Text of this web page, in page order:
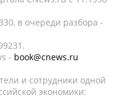
в очереди разбора -
- book@cnews.ru
и сотрудники одной
экономики: